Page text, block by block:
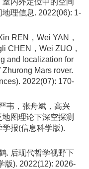
内外定位中的空间
理信息. 2022(06): 1-
REN，Wei YAN，
CHEN，Wei ZUO，
and localization for
Mars rover.
2022(07): 170-
韦，张舟斌，高兴
图理论下深空探测
报(信息科学版).
. 后现代哲学视野下
版). 2022(12): 2026-